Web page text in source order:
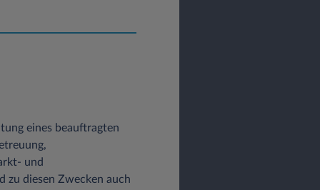
eines beauftragten
und
zu diesen Zwecken auch